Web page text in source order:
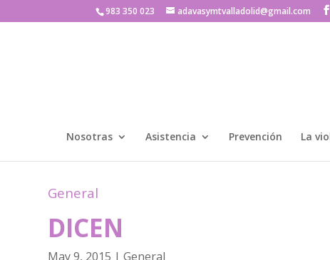
983 350 023 adavasymtvalladolid@gmail.com
Nosotras Asistencia Prevención La
General
DICEN
May 9, 2015 |General